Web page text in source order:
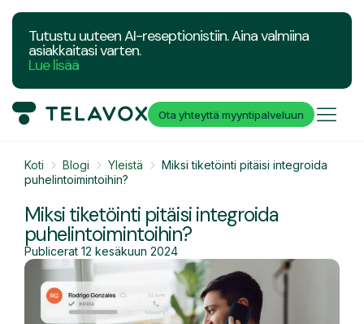
Tutustu uuteen AI-reseptionistiin. Aina valmiina
asiakkaitasi varten.
Lue lisää
Ota yhteyttä myyntipalveluun
Koti Blogi Yleistä
Miksi tiketöinti pitäisi integroida
puhelintoimintoihin?
Miksi tiketöinti pitäisi integroida
puhelintoimintoihin?
Publicerat 12 kesäkuun 2024